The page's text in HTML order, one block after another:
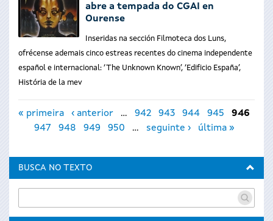
abre a tempada do CGAI en
Ourense
Inseridas na sección Filmoteca dos Luns,
ofrécense ademais cinco estreas recentes do cinema independente
español e internacional: ‘The Unknown Known’, ‘Edificio España’,
História de la mev
Páxinas
« primeira ‹ anterior … 942 943 944 945
946
947
948 949 950 … seguinte › última »
BUSCA NO TEXTO